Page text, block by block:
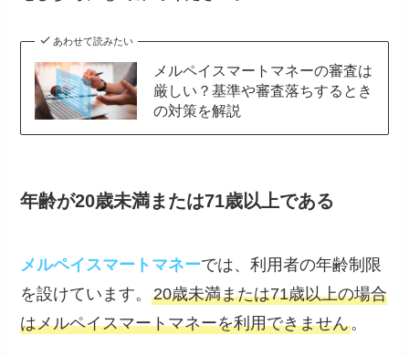
あわせて読みたい
メルペイスマートマネーの審査は
厳しい？基準や審査落ちするとき
の対策を解説
年齢が20歳未満または71歳以上である
メルペイスマートマネーでは、利用者の年齢制限
を設けています。20歳未満または71歳以上の場合
はメルペイスマートマネーを利用できません。